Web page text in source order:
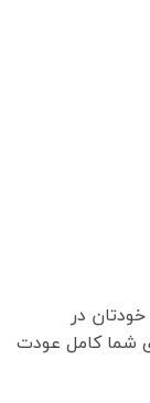
در
شما کامل عودت